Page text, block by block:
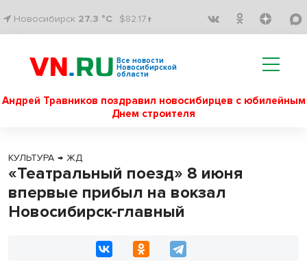
Новосибирск 27.3 °C $82.17↑
Все новости
Новосибирской
области
Андрей Травников поздравил новосибирцев с юбилейным
Днем строителя
КУЛЬТУРА → ЖД
«Театральный поезд» 8 июня
впервые прибыл на вокзал
Новосибирск-главный